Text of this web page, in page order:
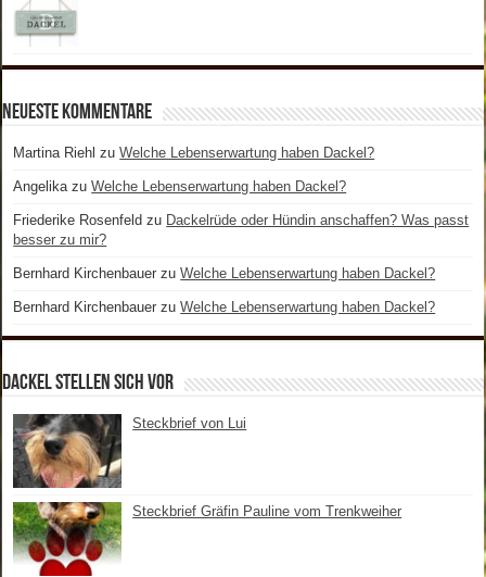
Neueste Kommentare
Martina Riehl zuWelche Lebenserwartung haben Dackel?
Angelika zuWelche Lebenserwartung haben Dackel?
Friederike Rosenfeld zu Dackelrüde oder Hündin anschaffen? Was passt
besser zu mir?
Bernhard Kirchenbauer zuWelche Lebenserwartung haben Dackel?
Bernhard Kirchenbauer zuWelche Lebenserwartung haben Dackel?
Dackel stellen sich vor
Steckbrief von Lui
Steckbrief Gräfin Pauline vom Trenkweiher